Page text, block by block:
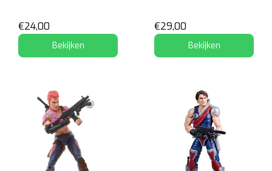
€24,00
Bekijken
€29,00
Bekijken